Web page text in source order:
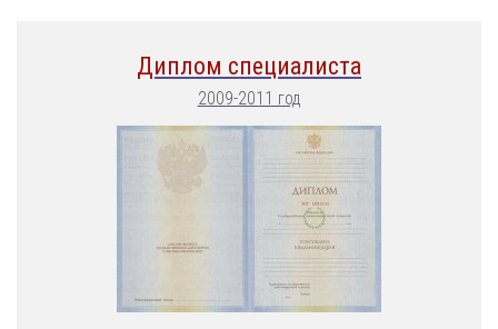
Диплом специалиста
2009-2011 год